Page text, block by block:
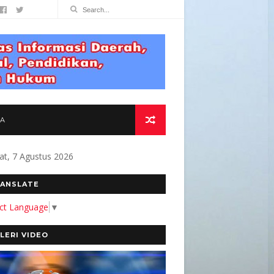
KAMI MEMBANGUN MEDIA
7 Agustus 2026
Language ▼
VIDEO